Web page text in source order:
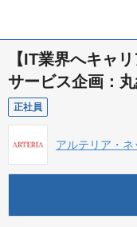
【IT業界へキャ
サービス企画：
正社員
アルテリア・